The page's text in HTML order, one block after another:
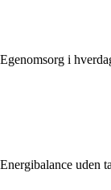
Egenomsorg i
Energibalance uden